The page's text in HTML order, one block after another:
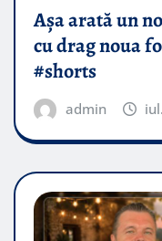
Așa arată un
cu drag noua
#shorts
admin